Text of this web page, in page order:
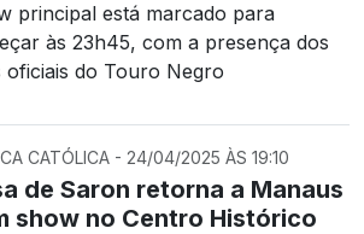
principal está marcado para
às 23h45, com a presença dos
oficiais do Touro Negro
CATÓLICA - 24/04/2025 ÀS 19:10
de Saron retorna a Manaus
show no Centro Histórico